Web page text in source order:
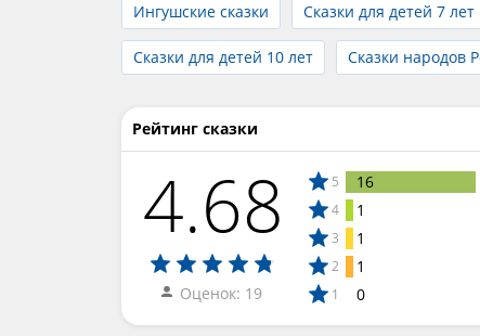
Ингушские сказки
Сказки для детей 7 лет
Сказки для детей 10 лет Сказки народов
Рейтинг сказки
4.68
Оценок: 19
5 16
4 1
3 1
2 1
1 0